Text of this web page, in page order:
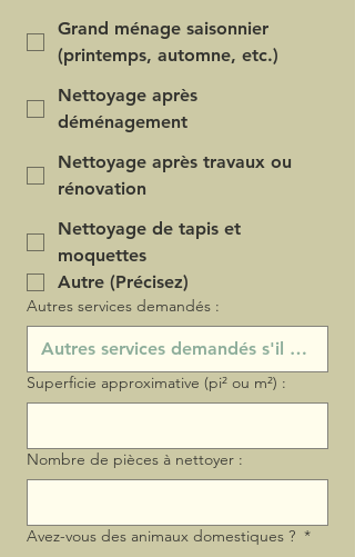
Grand ménage saisonnier
(printemps, automne, etc.)
Nettoyage après
déménagement
Nettoyage après travaux ou
rénovation
Nettoyage de tapis et
moquettes
Autre (Précisez)
Autres services demandés :
Superficie approximative (pi² ou m²) :
Nombre de pièces à nettoyer :
Avez-vous des animaux domestiques ? *